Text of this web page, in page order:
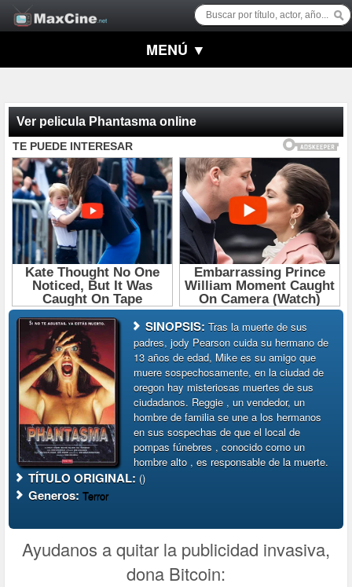
MENÚ ▼
Ver pelicula Phantasma online
SINOPSIS:Tras la muerte de sus
padres, jody Pearson cuida su hermano de
13 años de edad, Mike es su amigo que
muere sospechosamente, en la ciudad de
oregon hay misteriosas muertes de sus
ciudadanos. Reggie , un vendedor, un
hombre de familia se une a los hermanos
en sus sospechas de que el local de
pompas fúnebres , conocido como un
hombre alto , es responsable de la muerte.
TÍTULO ORIGINAL: ()
Generos:Terror
Ayudanos a quitar la publicidad invasiva,
dona Bitcoin: